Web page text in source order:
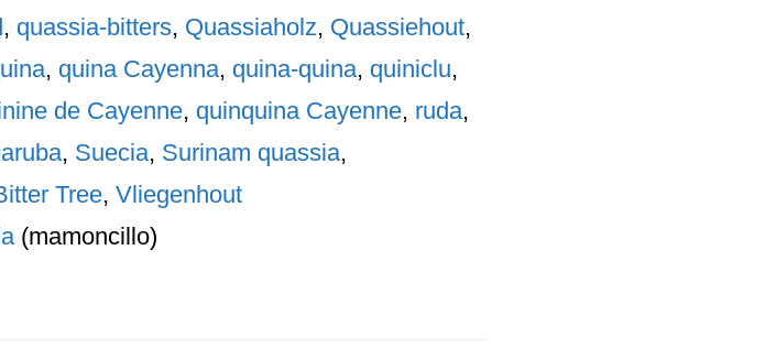
, quassia-bitters, Quassiaholz, Quassiehout,
, quina Cayenna, quina-quina, quiniclu,
de Cayenne, quinquina Cayenne, ruda,
, Suecia, Surinam quassia,
Tree, Vliegenhout
(mamoncillo)